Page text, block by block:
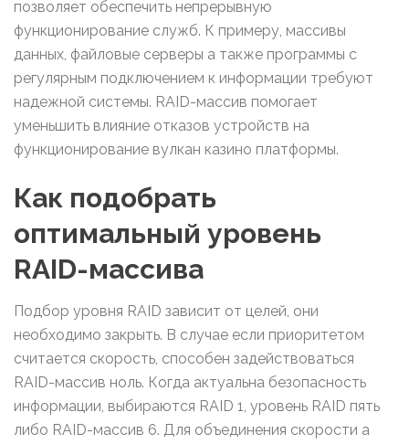
позволяет обеспечить непрерывную
функционирование служб. К примеру, массивы
данных, файловые серверы а также программы с
регулярным подключением к информации требуют
надежной системы. RAID-массив помогает
уменьшить влияние отказов устройств на
функционирование вулкан казино платформы.
Как подобрать
оптимальный уровень
RAID-массива
Подбор уровня RAID зависит от целей, они
необходимо закрыть. В случае если приоритетом
считается скорость, способен задействоваться
RAID-массив ноль. Когда актуальна безопасность
информации, выбираются RAID 1, уровень RAID пять
либо RAID-массив 6. Для объединения скорости а